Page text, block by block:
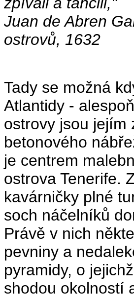
Juan de Abren
ostrovů, 1632
Tady se možná
Atlantidy -
ostrovy jsou jejím
betonového
je centrem
ostrova Tenerife.
kavárničky plné
soch náčelníků
Právě v nich
pevniny a
pyramidy, o
shodou okolností